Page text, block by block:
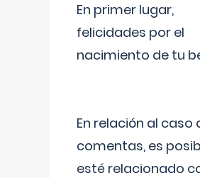
En primer lugar,
felicidades por el
nacimiento de tu
En relación al caso
comentas, es
esté relacionado